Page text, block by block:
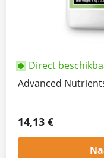
Direct
Advanced
14,13 €